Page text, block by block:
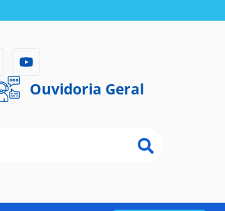
Ouvidoria Geral